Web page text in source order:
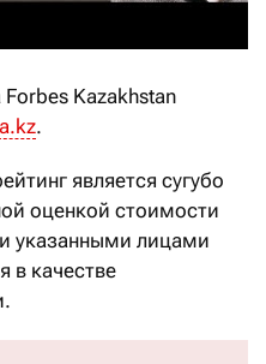
Forbes Kazakhstan
.
является сугубо
оценкой стоимости
указанными лицами
в качестве